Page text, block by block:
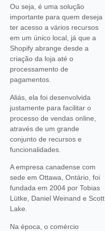
Ou seja, é uma solução
importante para quem deseja
ter acesso a vários recursos
em um único local, já que a
Shopify abrange desde a
criação da loja até o
processamento de
pagamentos.
Aliás, ela foi desenvolvida
justamente para facilitar o
processo de vendas online,
através de um grande
conjunto de recursos e
funcionalidades.
A empresa canadense com
sede em Ottawa, Ontário, foi
fundada em 2004 por Tobias
Lütke, Daniel Weinand e Scott
Lake.
Na época, o comércio